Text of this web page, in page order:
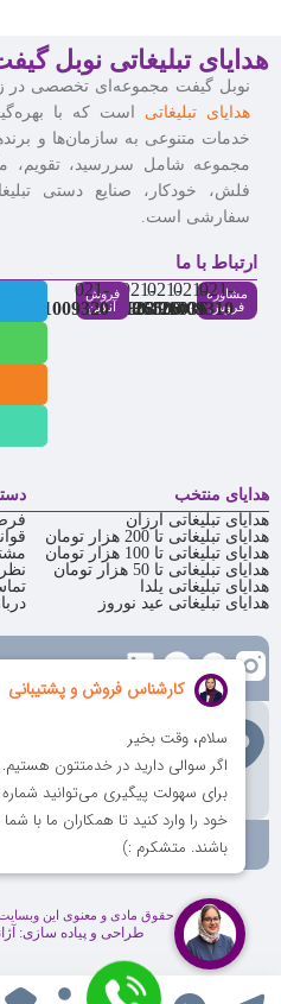
هدایای تبلیغاتی نوبل
نوبل گیفت مجموعه‌ای تخصصی در
هدایای تبلیغاتی است که با
خدمات متنوعی به سازمان‌ها و
مجموعه شامل سررسید، تقویم،
فلش، خودکار، صنایع دستی
سفارشی است.
ارتباط با ما
مشاوره
فروش
021-
91009310
021-
86126036
021-
86126506
021-
88537803
فروش
آنلاین
021-
91009320
هدایای منتخب
هدایای تبلیغاتی ارزان
هدایای تبلیغاتی تا 200 هزار تومان
هدایای تبلیغاتی تا 100 هزار تومان
هدایای تبلیغاتی تا 50 هزار تومان
هدایای تبلیغاتی یلدا
هدایای تبلیغاتی عید نوروز
تهران، ولیعصر، بالاتر از
بن‌بست پردیس، پلاک 12
کلیه حقوق مادی و معنوی این
طراحی و پیاده سازی: